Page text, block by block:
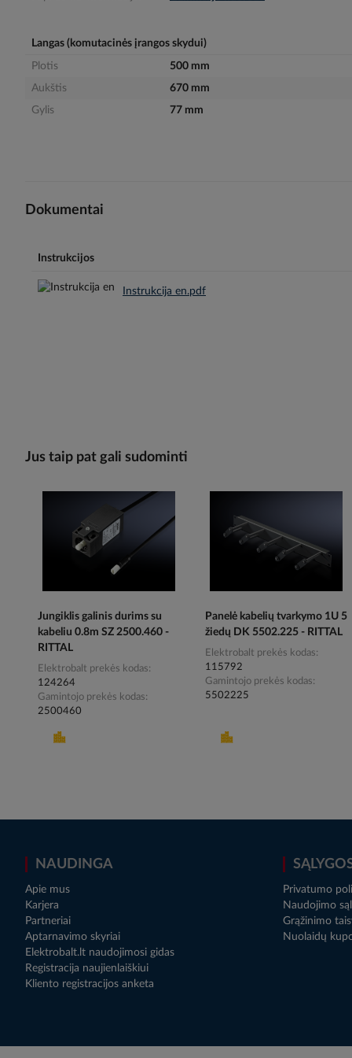
Langas (komutacinės įrangos skydui)
Plotis
500 mm
Aukštis
670 mm
Gylis
77 mm
Dokumentai
Instrukcijos
Instrukcija en.pdf
Jus taip pat gali sudominti
Jungiklis galinis durims su
kabeliu 0.8m SZ 2500.460 -
RITTAL
Elektrobalt prekės kodas
124264
Gamintojo prekės kodas
2500460
Panelė kabelių tvarkymo 1U 5
žiedų DK 5502.225 - RITTAL
Elektrobalt prekės kodas
115792
Gamintojo prekės kodas
5502225
NAUDINGA
Apie mus
Karjera
Partneriai
Aptarnavimo skyriai
Elektrobalt.lt naudojimosi gidas
Registracija naujienlaiškiui
Kliento registracijos anketa
Privatumo
Naudojimo
Grąžinimo
Nuolaidų